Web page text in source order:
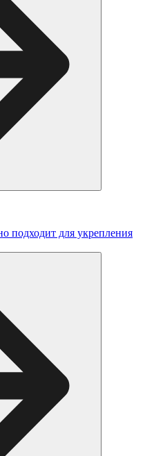
подходит для укрепления